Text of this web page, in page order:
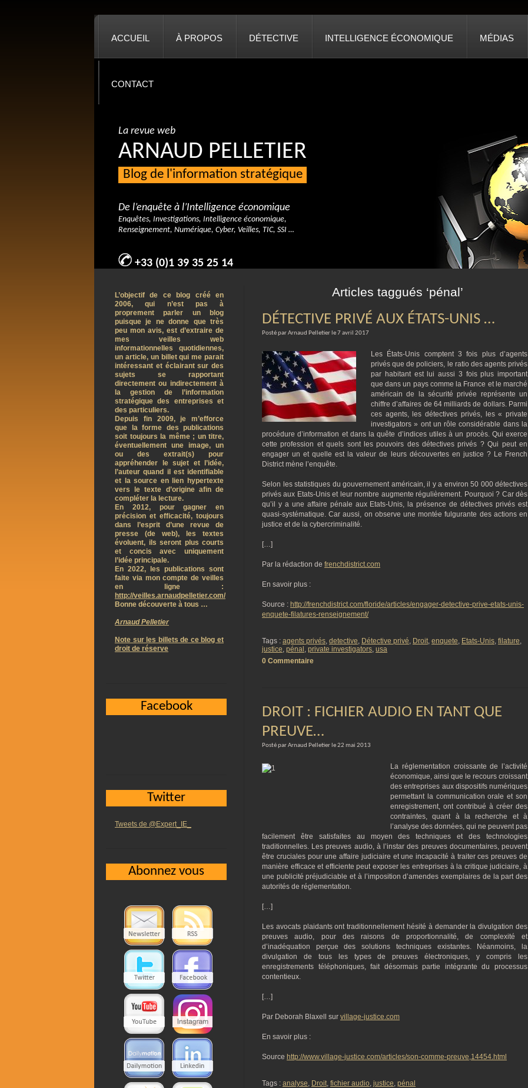
ACCUEIL À PROPOS DÉTECTIVE INTELLIGENCE ÉCONOMIQUE MÉDIAS
CONTACT
La revue web
ARNAUD PELLETIER
Blog de l'information stratégique
De l’enquête à l’Intelligence économique
Enquêtes, Investigations, Intelligence économique,
Renseignement, Numérique, Cyber, Veilles, TIC, SSI …
+33 (0)1 39 35 25 14
Articles taggués ‘pénal’
DÉTECTIVE PRIVÉ AUX ÉTATS-UNIS …
Posté par Arnaud Pelletier le 7 avril 2017
Les États-Unis comptent 3 fois plus d’agents
privés que de policiers, le ratio des agents privés
par habitant est lui aussi 3 fois plus important
que dans un pays comme la France et le marché
américain de la sécurité privée représente un
chiffre d’affaires de 64 milliards de dollars. Parmi
ces agents, les détectives privés, les « private
investigators » ont un rôle considérable dans la
procédure d’information et dans la quête d’indices utiles à un procès. Qui exerce
cette profession et quels sont les pouvoirs des détectives privés ? Qui peut en
engager un et quelle est la valeur de leurs découvertes en justice ? Le French
District mène l’enquête.
Selon les statistiques du gouvernement américain, il y a environ 50 000 détectives
privés aux Etats-Unis et leur nombre augmente régulièrement. Pourquoi ? Car dès
qu’il y a une affaire pénale aux Etats-Unis, la présence de détectives privés est
quasi-systématique. Car aussi, on observe une montée fulgurante des actions en
justice et de la cybercriminalité.
[…]
Par la rédaction de frenchdistrict.com
En savoir plus :
Source : http://frenchdistrict.com/floride/articles/engager-detective-prive-etats-unis-
enquete-filatures-renseignement/
Tags : agents privés, detective, Détective privé, Droit, enquete, Etats-Unis, filature,
justice, pénal , private investigators, usa
0 Commentaire
DROIT : FICHIER AUDIO EN TANT QUE
PREUVE…
Posté par Arnaud Pelletier le 22 mai 2013
La réglementation croissante de l’activité
économique, ainsi que le recours croissant
des entreprises aux dispositifs numériques
permettant la communication orale et son
enregistrement, ont contribué à créer des
contraintes, quant à la recherche et à
l’analyse des données, qui ne peuvent pas
facilement être satisfaites au moyen des techniques et des technologies
traditionnelles. Les preuves audio, à l’instar des preuves documentaires, peuvent
être cruciales pour une affaire judiciaire et une incapacité à traiter ces preuves de
manière efficace et efficiente peut exposer les entreprises à la critique judiciaire, à
une publicité préjudiciable et à l’imposition d’amendes exemplaires de la part des
autorités de réglementation.
[…]
Les avocats plaidants ont traditionnellement hésité à demander la divulgation des
preuves audio, pour des raisons de proportionnalité, de complexité et
d’inadéquation perçue des solutions techniques existantes. Néanmoins, la
divulgation de tous les types de preuves électroniques, y compris les
enregistrements téléphoniques, fait désormais partie intégrante du processus
contentieux.
[…]
Par Deborah Blaxell sur village-justice.com
En savoir plus :
Source http://www.village-justice.com/articles/son-comme-preuve,14454.html
Tags : analyse, Droit, fichier audio, justice, pénal
L’objectif de ce blog créé en
2006, qui n’est pas à
proprement parler un blog
puisque je ne donne que très
peu mon avis, est d’extraire de
mes veilles web
informationnelles quotidiennes,
un article, un billet qui me parait
intéressant et éclairant sur des
sujets se rapportant
directement ou indirectement à
la gestion de l’information
stratégique des entreprises et
des particuliers.
Depuis fin 2009, je m’efforce
que la forme des publications
soit toujours la même ; un titre,
éventuellement une image, un
ou des extrait(s) pour
appréhender le sujet et l’idée,
l’auteur quand il est identifiable
et la source en lien hypertexte
vers le texte d’origine afin de
compléter la lecture.
En 2012, pour gagner en
précision et efficacité, toujours
dans l’esprit d’une revue de
presse (de web), les textes
évoluent, ils seront plus courts
et concis avec uniquement
l’idée principale.
En 2022, les publications sont
faite via mon compte de veilles
en ligne :
http://veilles.arnaudpelletier.com/
Bonne découverte à tous …
Arnaud Pelletier
Note sur les billets de ce blog et
droit de réserve
Facebook
Twitter
Tweets de @Expert_IE_
Abonnez vous